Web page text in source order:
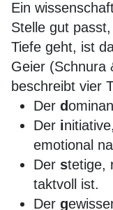
Ein
Stelle gut
Tiefe geht, ist
Geier (Schnura
beschreibt vier
Der d
Der i
emotional
Der stetige,
taktvoll ist.
Der g